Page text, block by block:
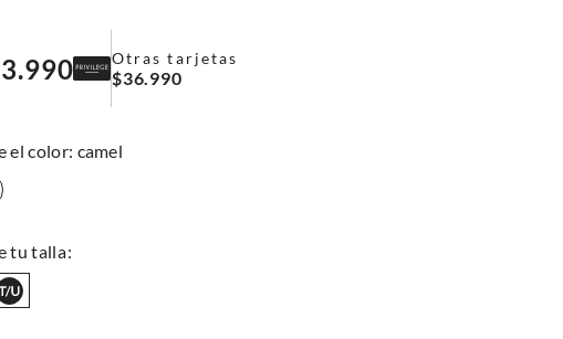
.990 Otras tarjetas
$36.990
: camel